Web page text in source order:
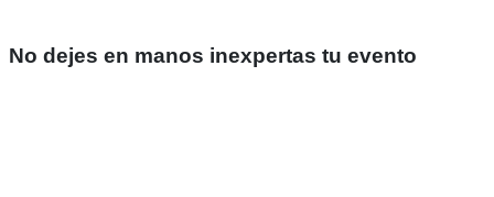
No dejes en manos inexpertas tu evento